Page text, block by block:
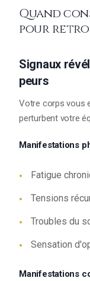
Quand
pour
Signaux
peurs
Votre corps vous
perturbent votre
Manifestations
Fatigue
Tensions
Troubles du
Sensation
Manifestations